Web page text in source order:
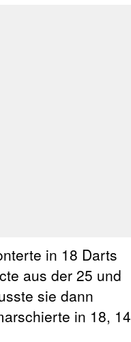
in 18 Darts
aus der 25 und
sie dann
in 18, 14